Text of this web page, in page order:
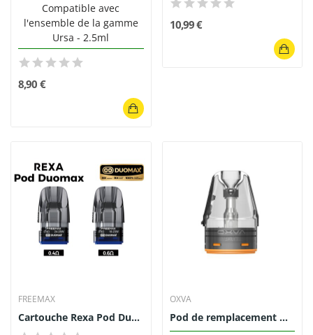
Compatible avec
l'ensemble de la gamme
Ursa - 2.5ml
8,90 €
10,99 €
FREEMAX
Cartouche Rexa Pod DuoMax 2ml (3pcs) - Freemax
OXVA
Pod de remplacement NeXLIM 4ml (0.6/0.8/1.2) -...